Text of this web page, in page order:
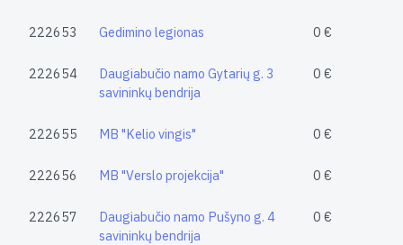
222653 Gedimino legionas 0 €
222654
Daugiabučio namo Gytarių g. 3
savininkų bendrija
0 €
222655 MB "Kelio vingis" 0 €
222656 MB "Verslo projekcija" 0 €
222657
Daugiabučio namo Pušyno g. 4
savininkų bendrija
0 €